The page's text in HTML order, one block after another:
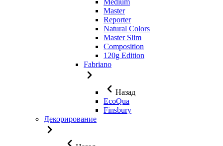
Medium
Master
Reporter
Natural Colors
Master Slim
Composition
120g Edition
Fabriano
Назад
EcoQua
Finsbury
Декорирование